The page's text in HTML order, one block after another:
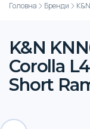
Головна Бренди K&N
K&N
Corolla
Short